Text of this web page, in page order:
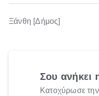
Ξάνθη [Δήμος]
Σου ανήκει
Κατοχύρωσε την